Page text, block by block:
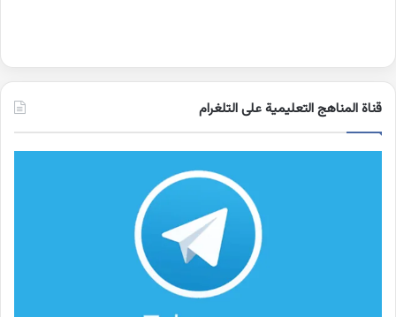
قناة المناهج التعليمية على التلغرام